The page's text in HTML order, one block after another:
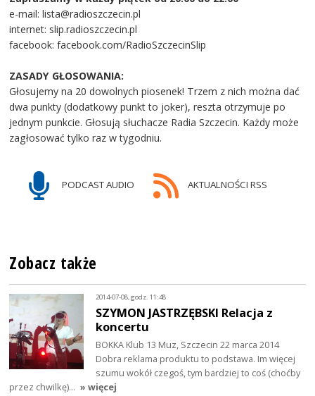
e-mail: lista@radioszczecin.pl
internet: slip.radioszczecin.pl
facebook: facebook.com/RadioSzczecinSlip
ZASADY GŁOSOWANIA:
Głosujemy na 20 dowolnych piosenek! Trzem z nich można dać
dwa punkty (dodatkowy punkt to joker), reszta otrzymuje po
jednym punkcie. Głosują słuchacze Radia Szczecin. Każdy może
zagłosować tylko raz w tygodniu.
PODCAST AUDIO AKTUALNOŚCI RSS
Zobacz także
2014-07-08, godz. 11:48
SZYMON JASTRZĘBSKI Relacja z
koncertu
BOKKA Klub 13 Muz, Szczecin 22 marca 2014
Dobra reklama produktu to podstawa. Im więcej
szumu wokół czegoś, tym bardziej to coś (choćby
przez chwilkę)… » więcej